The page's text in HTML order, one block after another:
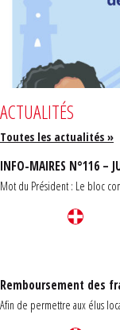
ACTUALITÉS
Toutes les actualités »
INFO-MAIRES N°116 –
Mot du Président : Le bloc
Remboursement des
Afin de permettre aux élus